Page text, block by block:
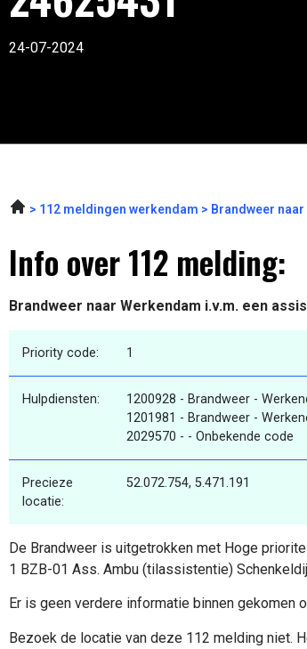
24-07-2024
112 meldingen werkendam Brandweer
Info over 112 melding:
Brandweer naar Werkendam i.v.m. een
Priority code: 1
Hulpdiensten:
1200928 - Brandweer -
1201981 - Brandweer -
2029570 - - Onbekende code
Precieze
locatie:
52.072.754, 5.471.191
De Brandweer is uitgetrokken met Hoge
1 BZB-01 Ass. Ambu (tilassistentie)
Er is geen verdere informatie binnen gekomen
Bezoek de locatie van deze 112 melding niet.